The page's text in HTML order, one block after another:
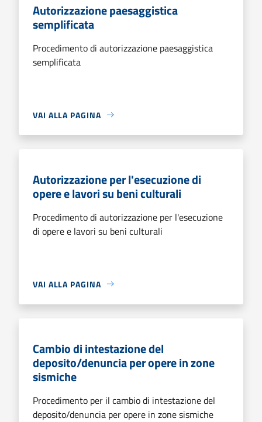
Autorizzazione paesaggistica
semplificata
Procedimento di autorizzazione paesaggistica
semplificata
VAI ALLA PAGINA
Autorizzazione per l'esecuzione di
opere e lavori su beni culturali
Procedimento di autorizzazione per l'esecuzione
di opere e lavori su beni culturali
VAI ALLA PAGINA
Cambio di intestazione del
deposito/denuncia per opere in zone
sismiche
Procedimento per il cambio di intestazione del
deposito/denuncia per opere in zone sismiche